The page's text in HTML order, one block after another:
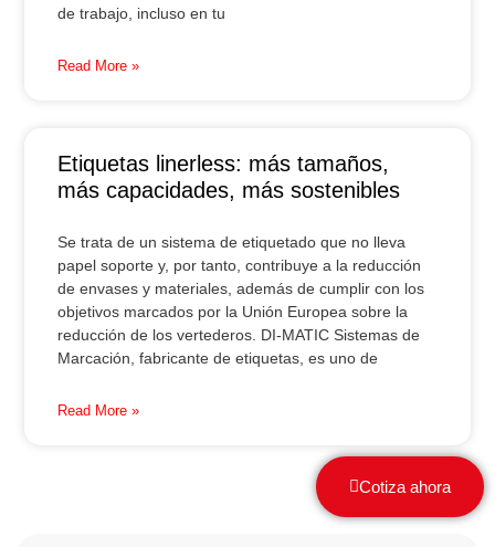
de trabajo, incluso en tu
Read More »
Etiquetas linerless: más tamaños,
más capacidades, más sostenibles
Se trata de un sistema de etiquetado que no lleva
papel soporte y, por tanto, contribuye a la reducción
de envases y materiales, además de cumplir con los
objetivos marcados por la Unión Europea sobre la
reducción de los vertederos. DI-MATIC Sistemas de
Marcación, fabricante de etiquetas, es uno de
Read More »
Cotiza ahora